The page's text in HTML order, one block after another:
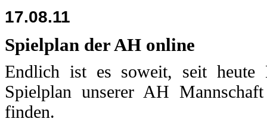
17.08.11
Spielplan der AH online
Endlich ist es soweit, seit
Spielplan unserer AH
finden.